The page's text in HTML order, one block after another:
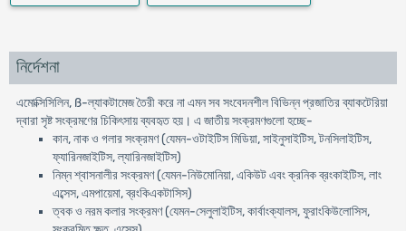
নির্দেশনা
এমোক্সিসিলিন, ß-ল্যাকটামেজ তৈরী করে না এমন সব সংবেদনশীল বিভিন্ন প্রজাতির ব্যাকটেরিয়া
দ্বারা সৃষ্ট সংক্রমণের চিকিৎসায় ব্যবহৃত হয়। এ জাতীয় সংক্রমণগুলো হচ্ছে-
কান, নাক ও গলার সংক্রমণ (যেমন-ওটাইটিস মিডিয়া, সাইনুসাইটিস, টনসিলাইটিস,
ফ্যারিনজাইটিস, ল্যারিনজাইটিস)
নিম্ন শ্বাসনালীর সংক্রমণ (যেমন-নিউমোনিয়া, একিউট এবং ক্রনিক ব্রংকাইটিস, লাং
এব্সেস, এমপায়েমা, ব্রংকিএকটাসিস)
ত্বক ও নরম কলার সংক্রমণ (যেমন-সেলুলাইটিস, কার্বাংক্যালস, ফুরাংকিউলোসিস,